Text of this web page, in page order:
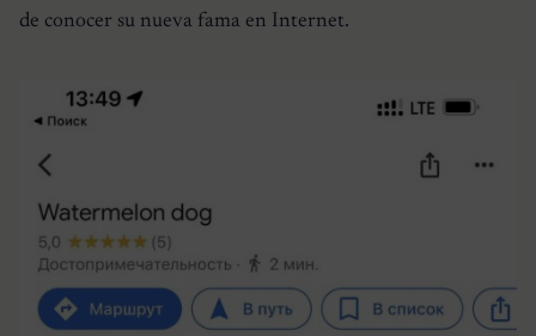
de conocer su nueva fama en Internet.